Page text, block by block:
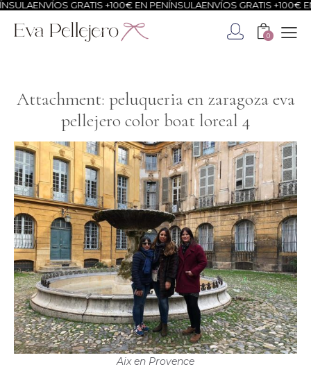
ENVÍOS GRATIS +100€ EN PENÍNSULA ENVÍOS GRATIS +100€
0
Attachment: peluqueria en zaragoza eva
pellejero color boat loreal 4
Aix en Provence